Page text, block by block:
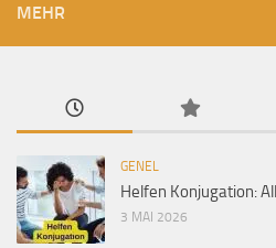
MEHR
GENEL
Helfen Konjugation:
3 MAI 2026